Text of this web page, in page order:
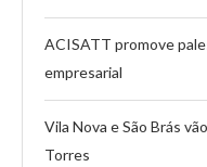
ACISATT promove
empresarial
Vila Nova e São Brás
Torres